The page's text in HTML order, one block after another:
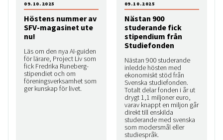
Höstens nummer av
SFV-magasinet ute
nu!
Läs om den nya AI-guiden
för lärare, Project Liv som
fick Fredrika Runeberg-
stipendiet och om
föreningsverksamhet som
ger kunskap för livet.
09.10.2025
Nästan 900
studerande fick
stipendium från
Studiefonden
Nästan 900 studerande
inledde hösten med
ekonomiskt stöd från
Svenska studiefonden.
Totalt delar fonden i år ut
drygt 1,1 miljoner euro,
varav knappt en miljon går
direkt till enskilda
studerande med svenska
som modersmål eller
studiespråk.
09.10.2025